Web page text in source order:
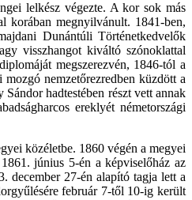
lelkész végezte. A kor sok más
korában megnyilvánult. 1841-ben,
Dunántúli Történetkedvelők
visszhangot kiváltó szónoklattal
megszerezvén, 1846-tól a
nemzetőrezredben küzdött a
hadtestében részt vett annak
ereklyét németországi
közéletbe. 1860 végén a megyei
június 5-én a képviselőház az
december 27-én alapító tagja lett a
február 7-től 10-ig került